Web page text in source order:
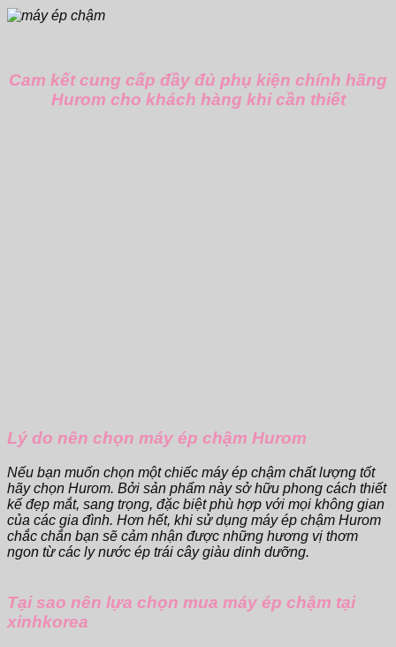
Cam kết cung cấp đầy đủ phụ kiện chính hãng
Hurom cho khách hàng khi cần thiết
Lý do nên chọn máy ép chậm Hurom
Nếu bạn muốn chọn một chiếc máy ép chậm chất lượng tốt
hãy chọn Hurom. Bởi sản phẩm này sở hữu phong cách thiết
kế đẹp mắt, sang trọng, đặc biệt phù hợp với mọi không gian
của các gia đình. Hơn hết, khi sử dụng máy ép chậm Hurom
chắc chắn bạn sẽ cảm nhận được những hương vị thơm
ngon từ các ly nước ép trái cây giàu dinh dưỡng.
Tại sao nên lựa chọn mua máy ép chậm tại
xinhkorea